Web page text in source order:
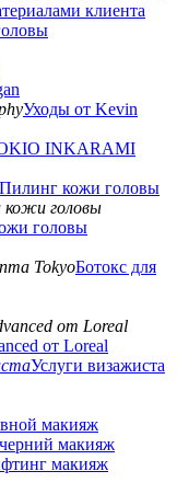
клиента
Уходы от Kevin
INKARAMI
Пилинг кожи головы
головы
Ботокс для
от Loreal
Услуги визажиста
макияж
макияж
макияж